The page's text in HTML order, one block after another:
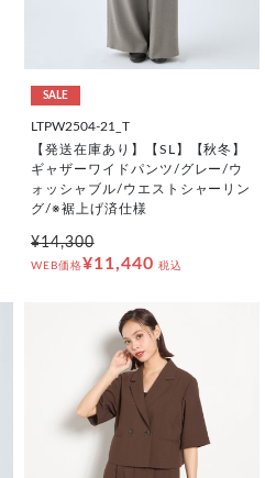
SALE
LTPW2504-21_T
【発送在庫あり】【SL】【秋冬】
ギャザーワイドパンツ/グレー/ウ
ォッシャブル/ウエストシャーリン
グ/※裾上げ済仕様
¥14,300
WEB価格¥11,440 税込